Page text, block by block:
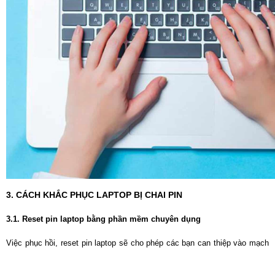
3. CÁCH KHẮC PHỤC LAPTOP BỊ CHAI PIN
3.1. Reset pin laptop bằng phần mềm chuyên dụng
Việc phục hồi, reset pin laptop sẽ cho phép các bạn can thiệp vào mạch